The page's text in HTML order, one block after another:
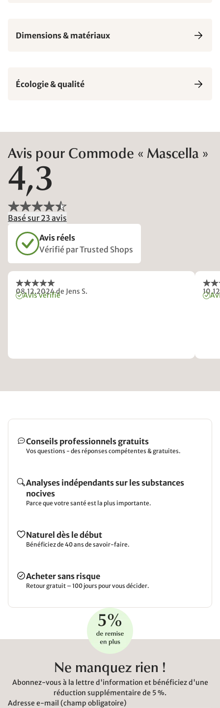
Dimensions & matériaux
Écologie & qualité
Avis pour Commode « Mascella »
4,3
Basé sur 23 avis
Avis réels
Vérifié par Trusted Shops
08.12.2024de Jens S.
Avis vérifié
Conseils professionnels gratuits
Vos questions - des réponses compétentes & gratuites.
Analyses indépendants sur les substances
nocives
Parce que votre santé est la plus importante.
Naturel dès le début
Bénéficiez de 40 ans de savoir-faire.
Acheter sans risque
Retour gratuit – 100 jours pour vous décider.
Ne manquez rien !
Abonnez-vous à la lettre d'information et bénéficiez d'une
réduction supplémentaire de 5 %.
Adresse e-mail (champ obligatoire)